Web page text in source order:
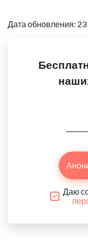
Дата обновления:
Даю